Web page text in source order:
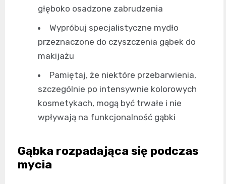
głęboko osadzone zabrudzenia
Wypróbuj specjalistyczne mydło
przeznaczone do czyszczenia gąbek do
makijażu
Pamiętaj, że niektóre przebarwienia,
szczególnie po intensywnie kolorowych
kosmetykach, mogą być trwałe i nie
wpływają na funkcjonalność gąbki
Gąbka rozpadająca się podczas
mycia